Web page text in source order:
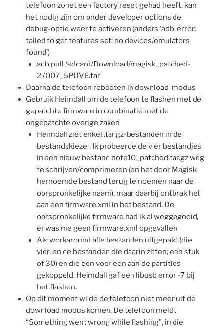
telefoon zonet een factory reset gehad heeft, kan
het nodig zijn om onder developer options de
debug-optie weer te activeren (anders ‘adb: error:
failed to get features set: no devices/emulators
found’)
adb pull /sdcard/Download/magisk_patched-
27007_5PUV6.tar
Daarna de telefoon rebooten in download-modus
Gebruik Heimdall om de telefoon te flashen met de
gepatchte firmware in combinatie met de
ongepatchte overige zaken
Heimdall ziet enkel .tar.gz-bestanden in de
bestandskiezer. Ik probeerde de vier bestandjes
in een nieuw bestand note10_patched.tar.gz weg
te schrijven/comprimeren (en het door Magisk
hernoemde bestand terug te noemen naar de
oorspronkelijke naam), maar daarbij ontbrak het
aan een firmware.xml in het bestand. De
oorspronkelijke firmware had ik al weggegooid,
er was me geen firmware.xml opgevallen
Als workaround alle bestanden uitgepakt (die
vier, en de bestanden die daarin zitten; een stuk
of 30) en die een voor een aan de partities
gekoppeld. Heimdall gaf een libusb error -7 bij
het flashen.
Op dit moment wilde de telefoon niet meer uit de
download modus komen. De telefoon meldt
“Something went wrong while flashing”, in die